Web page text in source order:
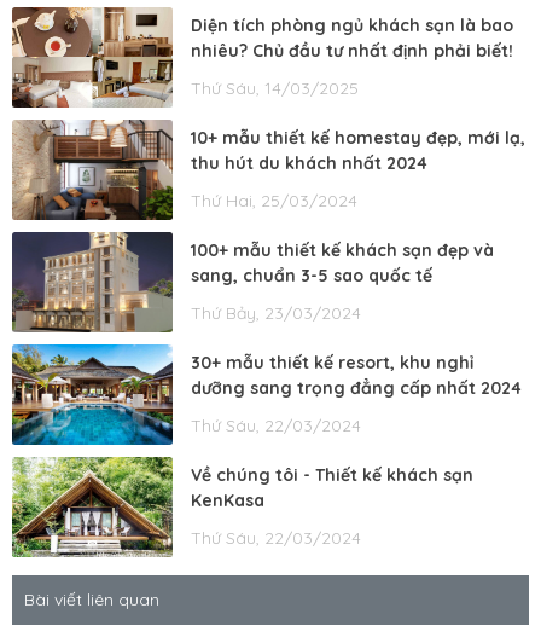
Diện tích phòng ngủ khách sạn là bao
nhiêu? Chủ đầu tư nhất định phải biết!
Thứ Sáu, 14/03/2025
10+ mẫu thiết kế homestay đẹp, mới lạ,
thu hút du khách nhất 2024
Thứ Hai, 25/03/2024
100+ mẫu thiết kế khách sạn đẹp và
sang, chuẩn 3-5 sao quốc tế
Thứ Bảy, 23/03/2024
30+ mẫu thiết kế resort, khu nghỉ
dưỡng sang trọng đẳng cấp nhất 2024
Thứ Sáu, 22/03/2024
Về chúng tôi - Thiết kế khách sạn
KenKasa
Thứ Sáu, 22/03/2024
Bài viết liên quan